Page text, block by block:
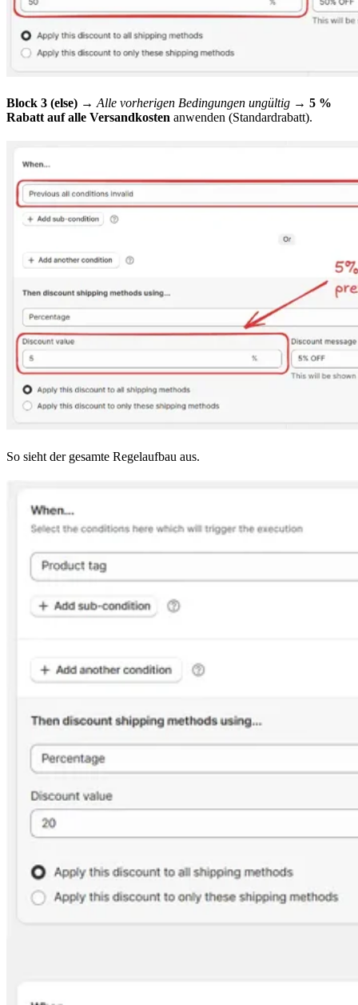
Block 3 (else) → Alle vorherigen Bedingungen ungültig → 5 %
Rabatt auf alle Versandkosten anwenden (Standardrabatt).
So sieht der gesamte Regelaufbau aus.